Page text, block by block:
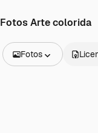
Fotos Arte colorida
Fotos